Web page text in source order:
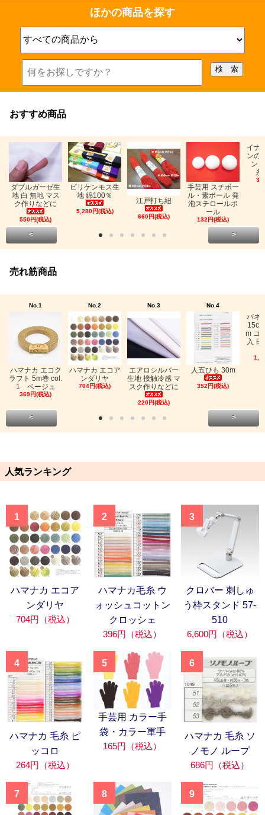
ほかの商品を探す
おすすめ商品
ダブルガーゼ生
地 白 無地 マス
ク作りなどに
550円(税込)
ビリケンモス生
地 綿100％
5,280円(税込)
江戸打ち紐
660円(税込)
手芸用 スチボー
ル・素ボール 発
泡スチロールボ
ール
132円(税込)
イナ
ンの
ン
糸
< >
売れ筋商品
No.1
ハマナカ エコク
ラフト 5m巻 col.
1 ベージュ
369円(税込)
No.2
ハマナカ エコア
ンダリヤ
704円(税込)
No.3
エアロシルバー
生地 接触冷感 マ
スク作りなどに
220円(税込)
No.4
人五ひも 30m
352円(税込)
バネ
m ゴ
入
< >
人気ランキング
1
ハマナカ エコア
ンダリヤ
704円（税込）
2
ハマナカ毛糸 ウ
ォッシュコットン
クロッシェ
396円（税込）
3
クロバー 刺しゅ
う枠スタンド 57-
510
6,600円（税込）
4
ハマナカ 毛糸 ピ
ッコロ
264円（税込）
5
手芸用 カラー手
袋・カラー軍手
165円（税込）
6
ハマナカ 毛糸 ソ
ノモノ ループ
686円（税込）
7 8 9